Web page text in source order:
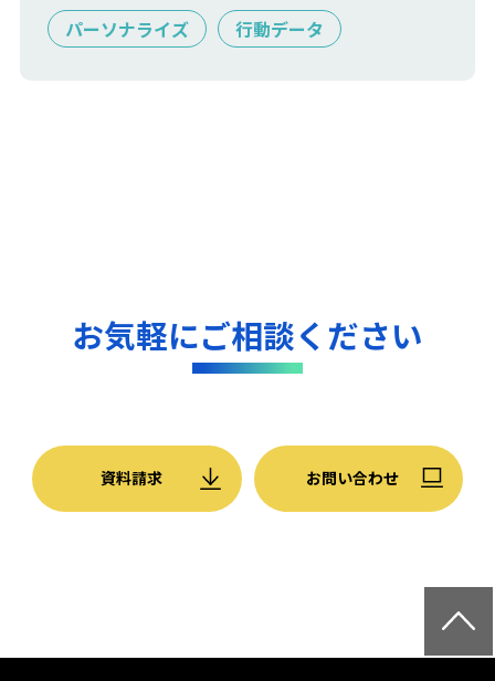
パーソナライズ
行動データ
お気軽にご相談ください
資料請求 お問い合わせ